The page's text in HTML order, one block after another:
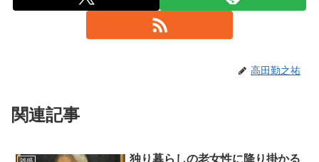
高田勤之祐
関連記事
雑感
独り暮らしの老女性に降り掛かる